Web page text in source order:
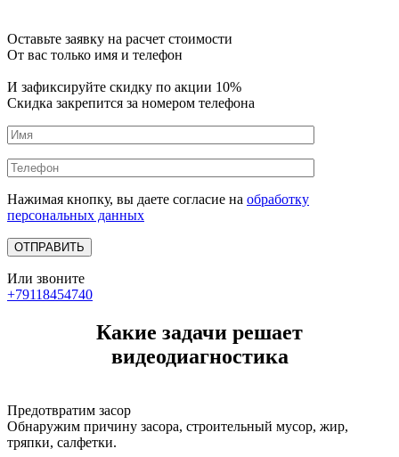
Оставьте заявку на расчет стоимости
От вас только имя и телефон
И зафиксируйте скидку по акции 10%
Скидка закрепится за номером телефона
Нажимая кнопку, вы даете согласие на обработку
персональных данных
Или звоните
+79118454740
Какие задачи решает
видеодиагностика
Предотвратим засор
Обнаружим причину засора, cтроительный мусор, жир,
тряпки, салфетки.